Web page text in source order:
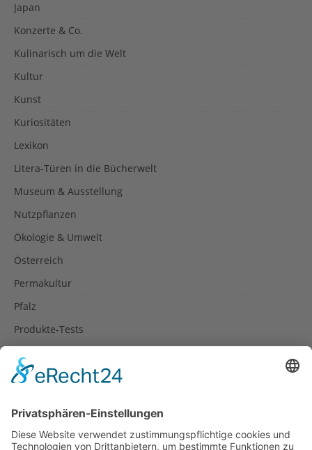
Japan
Konzerte & Co.
Kulinarisch um die Welt
Kultur
Kunst
Kuriositäten
Lexikon
Litera-Türen in die Bücherwelt
Museum & Ausstellung
Nutzpflanzen
Ökologie & Umwelt
Österreich
Permakultur
Pfalz
Produkte-Tests
Rezepte
Spanien
Südtirol